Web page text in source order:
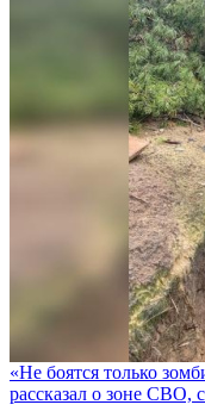
«Не боятся только
рассказал о зоне СВО,